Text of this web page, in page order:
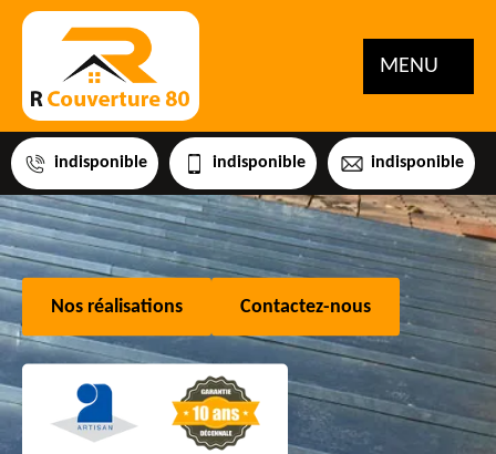
MENU
indisponible indisponible indisponible
Nos réalisations Contactez-nous